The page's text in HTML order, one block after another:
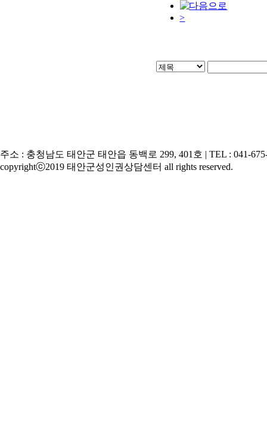
>
주소 : 충청남도 태안군 태안읍 동백로 299, 401호 | TEL : 041-
copyrightⓒ2019 태안군성인권상담센터 all rights reserved.